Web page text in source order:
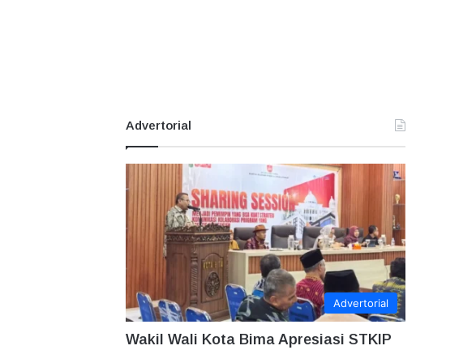
Advertorial
Advertorial
Wakil Wali Kota Bima Apresiasi STKIP